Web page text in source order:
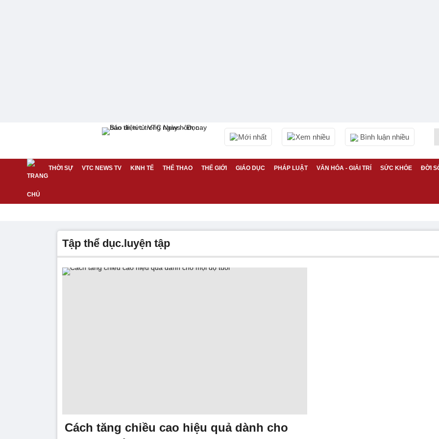
Mới nhất Xem nhiều Bình luận nhiều
THỜI SỰ VTC NEWS TV KINH TẾ THỂ THAO THẾ GIỚI GIÁO DỤC PHÁP LUẬT VĂN HÓA - GIẢI TRÍ SỨC KHỎE ĐỜI
tập thể dục.luyện tập
Cách tăng chiều cao hiệu quả dành cho